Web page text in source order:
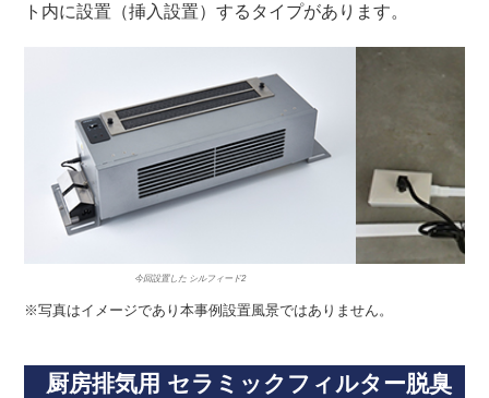
ト内に設置（挿入設置）するタイプがあります。
今回設置した シルフィード2
※写真はイメージであり本事例設置風景ではありません。
厨房排気用 セラミックフィルター脱臭